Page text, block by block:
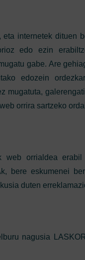
internetek dituen
edo ezin
gabe. Are
edozein
mugatuta,
orrira sartzeko
web orrialdea
bere eskumenei
duten
nagusia